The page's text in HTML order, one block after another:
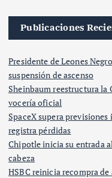
Publicaciones
Presidente de Leones
suspensión de ascenso
Sheinbaum reestructura la
vocería oficial
SpaceX supera
registra pérdidas
Chipotle inicia su entrada
cabeza
HSBC reinicia recompra